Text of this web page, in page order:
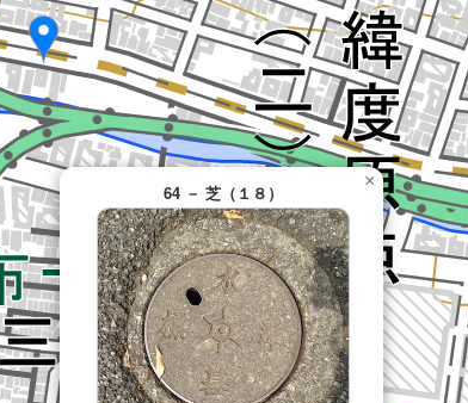
64 － 芝（１８）
×